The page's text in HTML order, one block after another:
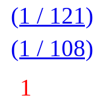
(1 / 121)
(1 / 108)
1